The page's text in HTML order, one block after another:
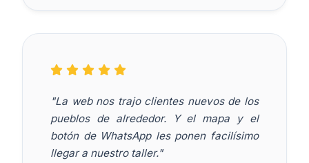
"La web nos trajo clientes nuevos de los
pueblos de alrededor. Y el mapa y el
botón de WhatsApp les ponen facilísimo
llegar a nuestro taller."